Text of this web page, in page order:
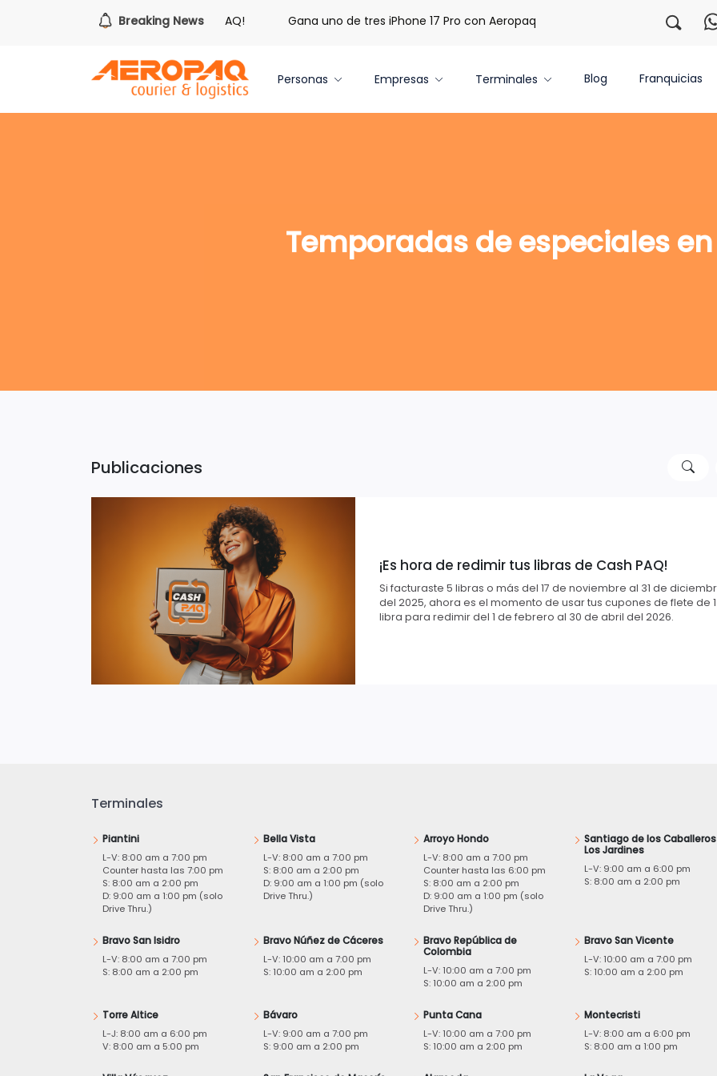
Breaking News
hora de redimir tus libras de Cash PAQ! Gana uno de tres iPhone 17 Pro con Aeropaq Prime ¡Regístrate con
Personas Empresas Terminales Blog Franquicias
Temporadas de especiales en
Publicaciones
¡Es hora de redimir tus libras de Cash PAQ!
Si facturaste 5 libras o más del 17 de noviembre al 31 de
del 2025, ahora es el momento de usar tus cupones de flete de 1
libra para redimir del 1 de febrero al 30 de abril del 2026.
Terminales
Piantini
L-V: 8:00 am a 7:00 pm
Counter hasta las 7:00 pm
S: 8:00 am a 2:00 pm
D: 9:00 am a 1:00 pm (solo
Drive Thru.)
Bella Vista
L-V: 8:00 am a 7:00 pm
S: 8:00 am a 2:00 pm
D: 9:00 am a 1:00 pm (solo
Drive Thru.)
Arroyo Hondo
L-V: 8:00 am a 7:00 pm
Counter hasta las 6:00 pm
S: 8:00 am a 2:00 pm
D: 9:00 am a 1:00 pm (solo
Drive Thru.)
Santiago de los
Los Jardines
L-V: 9:00 am a 6:00 pm
S: 8:00 am a 2:00 pm
Bravo San Isidro
L-V: 8:00 am a 7:00 pm
S: 8:00 am a 2:00 pm
Bravo Núñez de Cáceres
L-V: 10:00 am a 7:00 pm
S: 10:00 am a 2:00 pm
Bravo República de
Colombia
L-V: 10:00 am a 7:00 pm
S: 10:00 am a 2:00 pm
Bravo San Vicente
L-V: 10:00 am a 7:00 pm
S: 10:00 am a 2:00 pm
Torre Altice
L-J: 8:00 am a 6:00 pm
V: 8:00 am a 5:00 pm
Bávaro
L-V: 9:00 am a 7:00 pm
S: 9:00 am a 2:00 pm
Punta Cana
L-V: 10:00 am a 7:00 pm
S: 10:00 am a 2:00 pm
Montecristi
L-V: 8:00 am a 6:00 pm
S: 8:00 am a 1:00 pm